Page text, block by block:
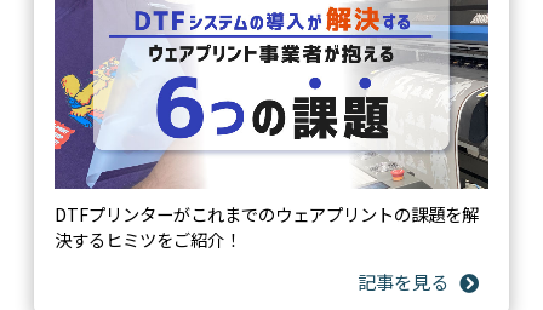
DTFプリンターがこれまでのウェアプリントの課題を解
決するヒミツをご紹介！